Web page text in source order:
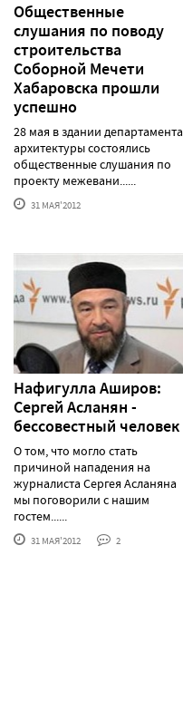
Общественные
слушания по поводу
строительства
Соборной Мечети
Хабаровска прошли
успешно
28 мая в здании департамента
архитектуры состоялись
общественные слушания по
проекту межевани......
31 МАЯ'2012
Нафигулла Аширов:
Сергей Асланян -
бессовестный человек
О том, что могло стать
причиной нападения на
журналиста Сергея Асланяна
мы поговорили с нашим
гостем......
31 МАЯ'2012 2